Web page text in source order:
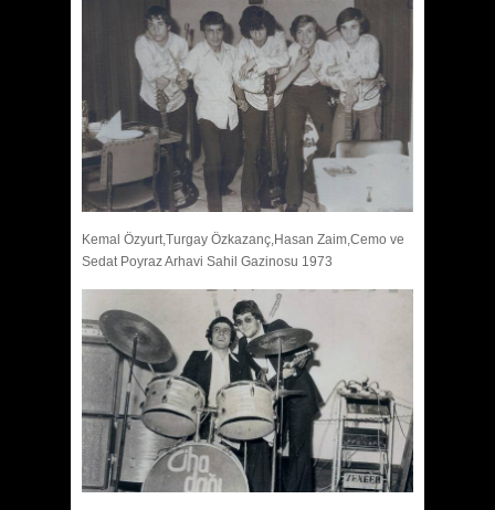
Kemal Özyurt,Turgay Özkazanç,Hasan Zaim,Cemo ve
Sedat Poyraz Arhavi Sahil Gazinosu 1973